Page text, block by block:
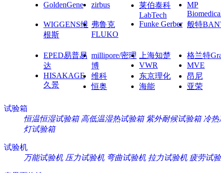
GoldenGene zirbus
莱伯泰科
LabTech
MP
WIGGENS维
根斯
弗鲁克
FLUKO
Funke Gerber 般特
EPED易普易
达
millipore/密理
博
上海知楚
格兰特
VWR
MVE
HISAKAGE
久景
维科 东京理化
昂尼
恒奥
海能 亚荣
试验箱
恒温恒湿试验箱 高低温湿热试验箱 紫外耐候试验箱 冷热
灯试验箱
试验机
万能试验机 压力试验机 弯曲试验机 拉力试验机 疲劳试